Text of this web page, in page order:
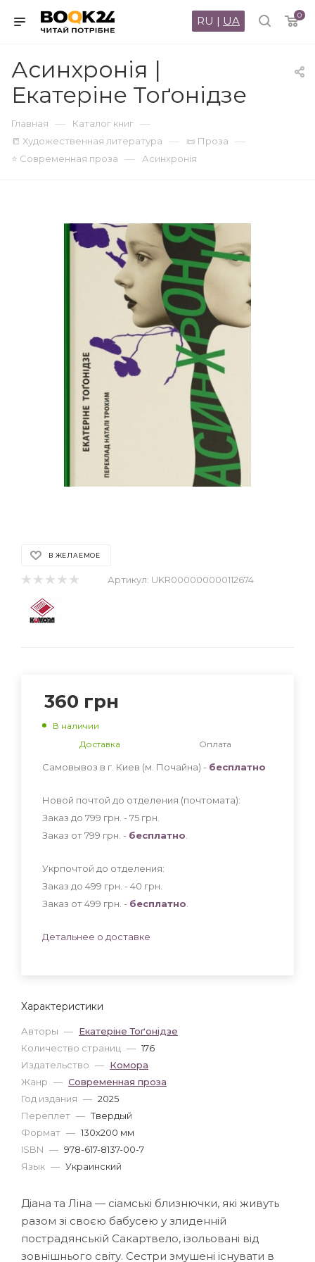
0
RU | UA
Асинхронія |
Екатеріне Тоґонідзе
Главная — Каталог книг —
📒 Художественная литература — 📜 Проза —
⭐ Современная проза — Асинхронія
В ЖЕЛАЕМОЕ
Артикул: UKR000000000112674
Характеристики
Авторы — Екатеріне Тоґонідзе
Количество страниц — 176
Издательство — Комора
Жанр — Современная проза
Год издания — 2025
Переплет — Твердый
Формат — 130x200 мм
ISBN — 978-617-8137-00-7
Язык — Украинский
360 грн
В наличии
Доставка
Оплата
Самовывоз в г. Киев (м. Почайна) - бесплатно
Новой почтой до отделения (почтомата):
Заказ до 799 грн. - 75 грн
Заказ от 799 грн. - бесплатно
Укрпочтой до отделения:
Заказ до 499 грн. - 40 грн
Заказ от 499 грн. - бесплатно
Детальнее о доставке
Діана та Ліна — сіамські близнючки, які живуть
разом зі своєю бабусею у злиденній
пострадянській Сакартвело, ізольовані від
зовнішнього світу. Сестри змушені існувати в